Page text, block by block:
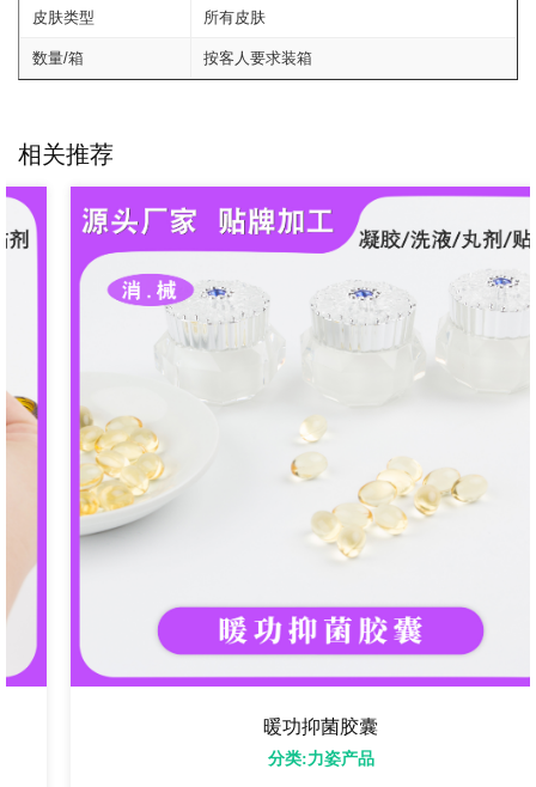
皮肤类型 所有皮肤
数量/箱 按客人要求装箱
相关推荐
暖功抑菌胶囊
分类:力姿产品